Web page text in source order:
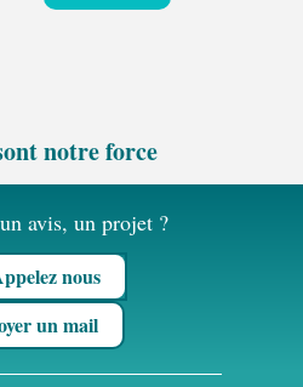
notre force
un mail
nous
avis, un projet ?